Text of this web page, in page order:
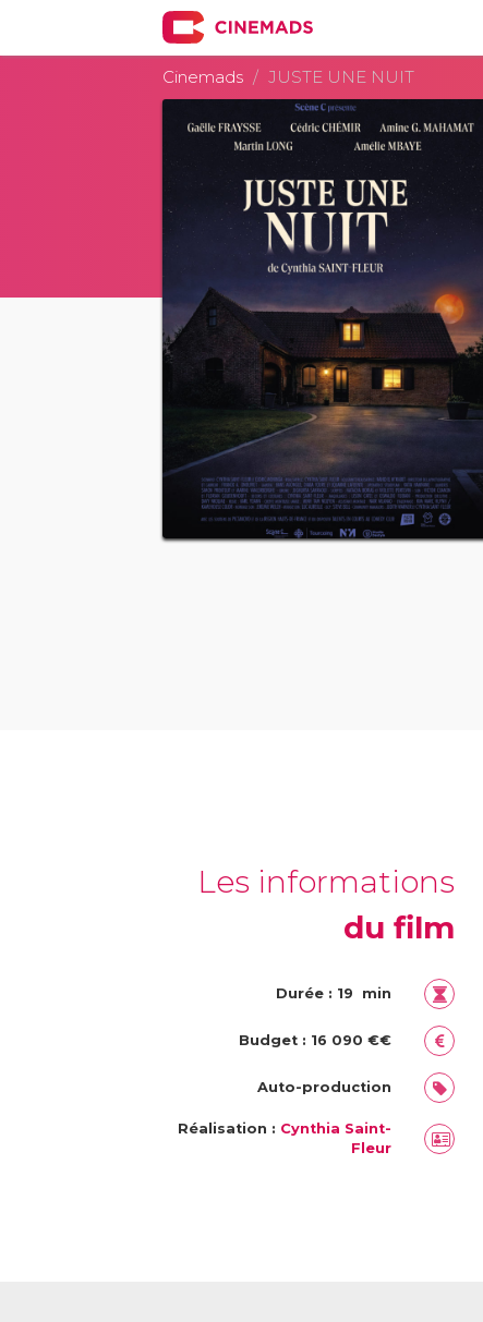
Cinemads JUSTE UNE NUIT
Les informations
du film
Durée : 19 min
Budget : 16 090 €€
Auto-production
Réalisation : Cynthia Saint-
Fleur